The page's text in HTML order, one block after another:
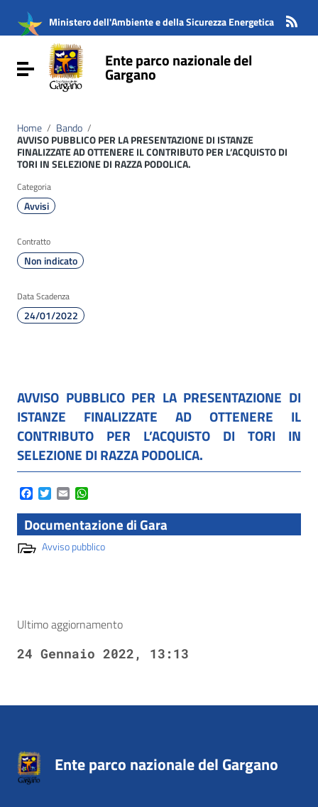
Vai al menu di navigazione
Vai al footer
Ministero dell'Ambiente e della Sicurezza Energetica
Attiva / disattiva la navigazioneEnte parco nazionale del
Gargano
Home / Bando /
AVVISO PUBBLICO PER LA PRESENTAZIONE DI ISTANZE
FINALIZZATE AD OTTENERE IL CONTRIBUTO PER L’ACQUISTO DI
TORI IN SELEZIONE DI RAZZA PODOLICA.
Categoria
Avvisi
Contratto
Non indicato
Data Scadenza
24/01/2022
AVVISO PUBBLICO PER LA PRESENTAZIONE DI
ISTANZE FINALIZZATE AD OTTENERE IL
CONTRIBUTO PER L’ACQUISTO DI TORI IN
SELEZIONE DI RAZZA PODOLICA.
Facebook
Twitter
Email
Documentazione di Gara
Avviso pubblico
Ultimo aggiornamento
24 Gennaio 2022, 13:13
Ente parco nazionale del Gargano